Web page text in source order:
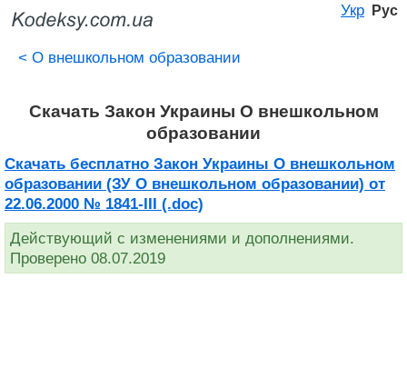
Укр Рус
< О внешкольном образовании
Скачать Закон Украины О внешкольном
образовании
Скачать бесплатно Закон Украины О внешкольном
образовании (ЗУ О внешкольном образовании) от
22.06.2000 № 1841-III (.doc)
Действующий с изменениями и дополнениями.
Проверено 08.07.2019